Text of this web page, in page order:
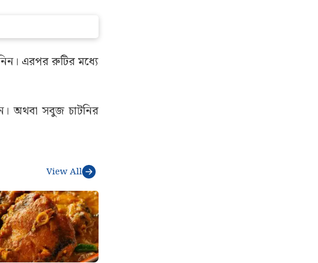
এরপর রুটির মধ্যে
অথবা সবুজ চাটনির
View All